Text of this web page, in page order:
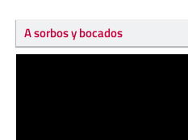
A sorbos y bocados